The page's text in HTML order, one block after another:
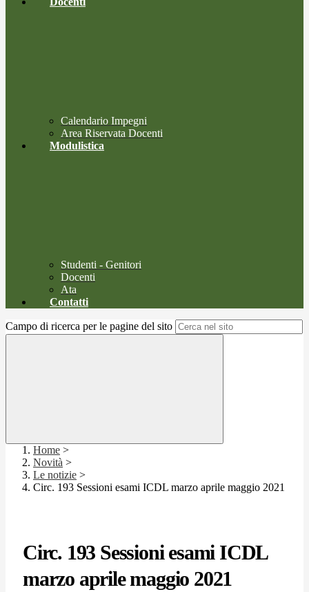
Calendario Impegni
Area Riservata Docenti
Modulistica
Studenti - Genitori
Docenti
Ata
Contatti
Campo di ricerca per le pagine del sito
Home >
Novità >
Le notizie >
Circ. 193 Sessioni esami ICDL marzo aprile maggio 2021
Circ. 193 Sessioni esami ICDL
marzo aprile maggio 2021